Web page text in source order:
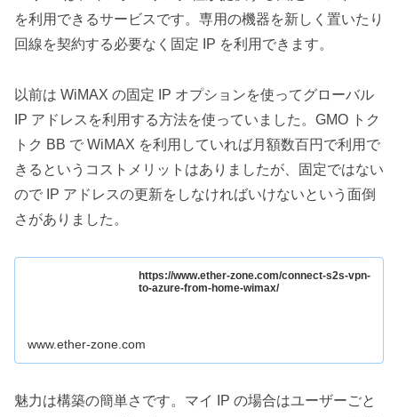
を利用できるサービスです。専用の機器を新しく置いたり
回線を契約する必要なく固定 IP を利用できます。
以前は WiMAX の固定 IP オプションを使ってグローバル
IP アドレスを利用する方法を使っていました。GMO トク
トク BB で WiMAX を利用していれば月額数百円で利用で
きるというコストメリットはありましたが、固定ではない
ので IP アドレスの更新をしなければいけないという面倒
さがありました。
https://www.ether-zone.com/connect-s2s-vpn-
to-azure-from-home-wimax/
www.ether-zone.com
魅力は構築の簡単さです。マイ IP の場合はユーザーごと